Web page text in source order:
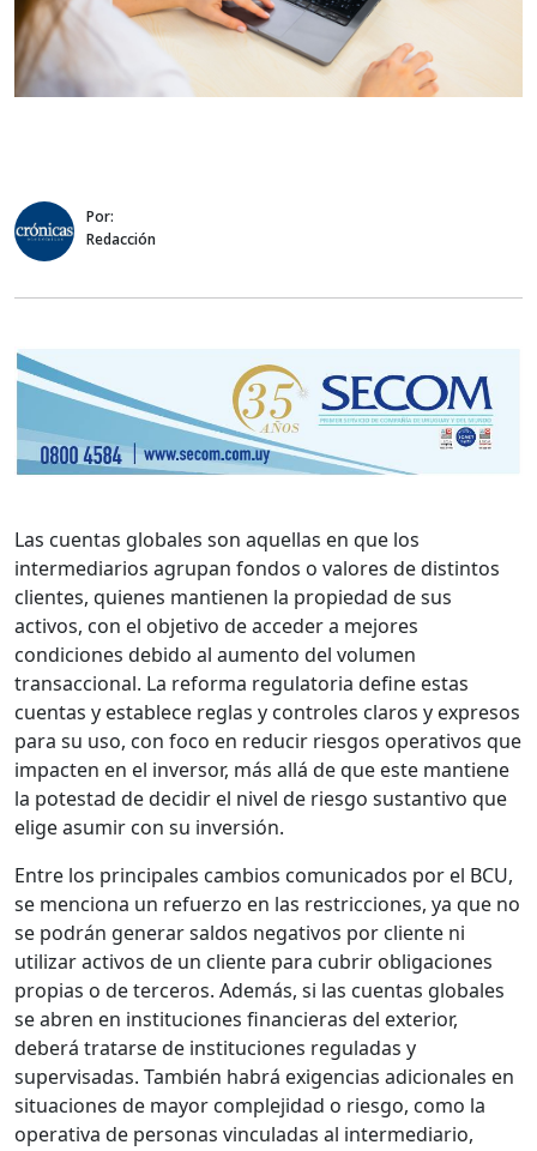
Por:
Redacción
Las cuentas globales son aquellas en que los
intermediarios agrupan fondos o valores de distintos
clientes, quienes mantienen la propiedad de sus
activos, con el objetivo de acceder a mejores
condiciones debido al aumento del volumen
transaccional. La reforma regulatoria define estas
cuentas y establece reglas y controles claros y expresos
para su uso, con foco en reducir riesgos operativos que
impacten en el inversor, más allá de que este mantiene
la potestad de decidir el nivel de riesgo sustantivo que
elige asumir con su inversión.
Entre los principales cambios comunicados por el BCU,
se menciona un refuerzo en las restricciones, ya que no
se podrán generar saldos negativos por cliente ni
utilizar activos de un cliente para cubrir obligaciones
propias o de terceros. Además, si las cuentas globales
se abren en instituciones financieras del exterior,
deberá tratarse de instituciones reguladas y
supervisadas. También habrá exigencias adicionales en
situaciones de mayor complejidad o riesgo, como la
operativa de personas vinculadas al intermediario,